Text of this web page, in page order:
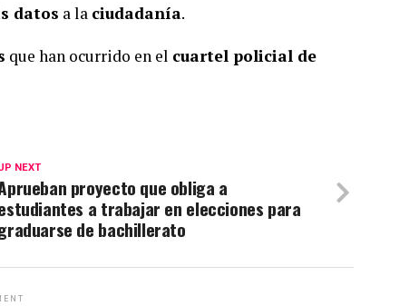
datos a la ciudadanía.
que han ocurrido en el cuartel policial de
NEXT
proyecto que obliga a
a trabajar en elecciones para
de bachillerato